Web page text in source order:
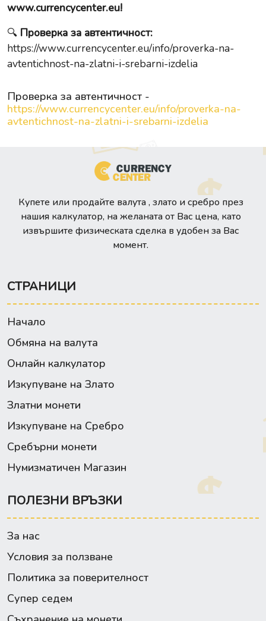
www.currencycenter.eu!
🔍 Проверка за автентичност:
https://www.currencycenter.eu/info/proverka-na-
avtentichnost-na-zlatni-i-srebarni-izdelia
Проверка за автентичност -
https://www.currencycenter.eu/info/proverka-na-
avtentichnost-na-zlatni-i-srebarni-izdelia
Купете или продайте валута , злато и сребро през
нашия калкулатор, на желаната от Вас цена, като
извършите физическата сделка в удобен за Вас
момент.
СТРАНИЦИ
Начало
Обмяна на валута
Онлайн калкулатор
Изкупуване на Злато
Златни монети
Изкупуване на Сребро
Сребърни монети
Нумизматичен Магазин
ПОЛЕЗНИ ВРЪЗКИ
За нас
Условия за ползване
Политика за поверителност
Супер седем